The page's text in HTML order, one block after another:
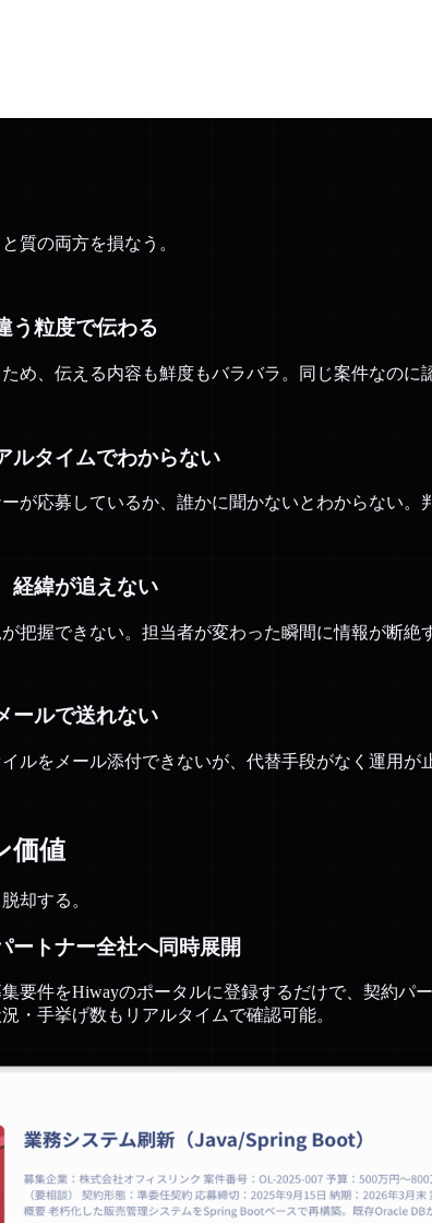
質の両方を損なう。
う粒度で伝わる
め、伝える内容も鮮度もバラバラ。同じ案件なのに
ルタイムでわからない
が応募しているか、誰かに聞かないとわからない。
経緯が追えない
把握できない。担当者が変わった瞬間に情報が断絶
ールで送れない
ルをメール添付できないが、代替手段がなく運用が
価値
却する。
ートナー全社へ同時展開
要件をHiwayのポータルに登録するだけで、契約
・手挙げ数もリアルタイムで確認可能。